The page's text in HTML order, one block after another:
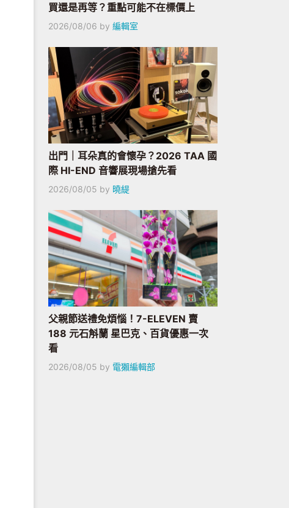
買還是再等？重點可能不在標價上
2026/08/06 by 編輯室
出門｜耳朵真的會懷孕？2026 TAA 國
際 HI-END 音響展現場搶先看
2026/08/05 by 曉緹
父親節送禮免煩惱！7-ELEVEN 賣
188 元石斛蘭 星巴克、百貨優惠一次
看
2026/08/05 by 電獺編輯部